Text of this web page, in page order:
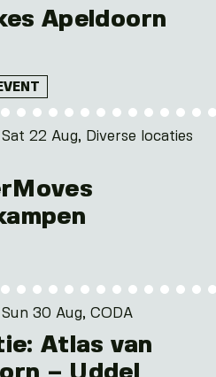
Apeldoorn
22 Aug, Diverse locaties
30 Aug, CODA
Atlas van
– Uddel